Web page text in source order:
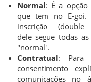
Normal: É a opção
que tem no E-
inscrição
dele segue todas
"normal".
Contratual: Para
consentimento
comunicações no